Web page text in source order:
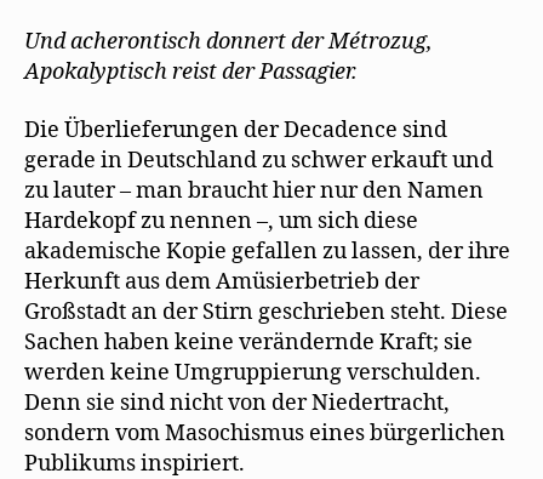
Und acherontisch donnert der Métrozug,
Apokalyptisch reist der Passagier.
Die Überlieferungen der Decadence sind
gerade in Deutschland zu schwer erkauft und
zu lauter – man braucht hier nur den Namen
Hardekopf zu nennen –, um sich diese
akademische Kopie gefallen zu lassen, der ihre
Herkunft aus dem Amüsierbetrieb der
Großstadt an der Stirn geschrieben steht. Diese
Sachen haben keine verändernde Kraft; sie
werden keine Umgruppierung verschulden.
Denn sie sind nicht von der Niedertracht,
sondern vom Masochismus eines bürgerlichen
Publikums inspiriert.